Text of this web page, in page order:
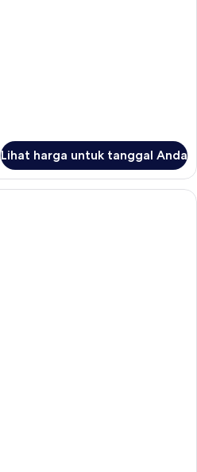
Lihat harga untuk tanggal Anda